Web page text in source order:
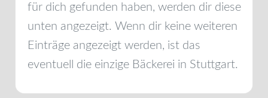
für dich gefunden haben, werden dir diese
unten angezeigt. Wenn dir keine weiteren
Einträge angezeigt werden, ist das
eventuell die einzige Bäckerei in Stuttgart.